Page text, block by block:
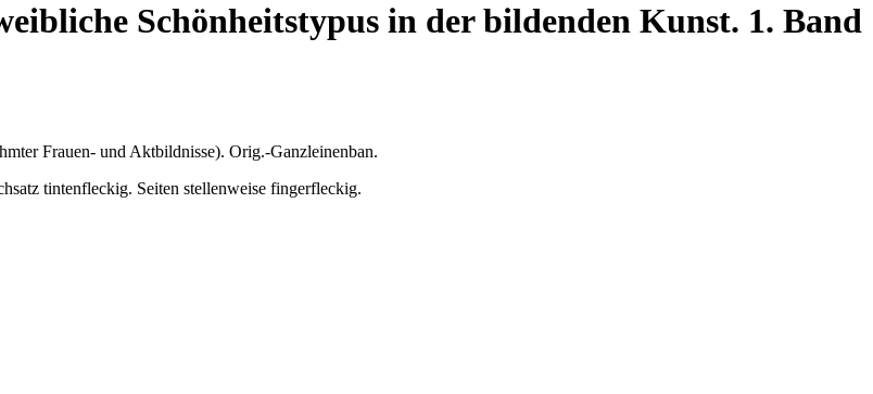
Schönheitstypus in der bildenden Kunst. 1. Band
Frauen- und Aktbildnisse). Orig.-Ganzleinenban.
tintenfleckig. Seiten stellenweise fingerfleckig.